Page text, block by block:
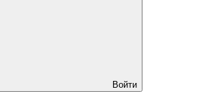
Войти